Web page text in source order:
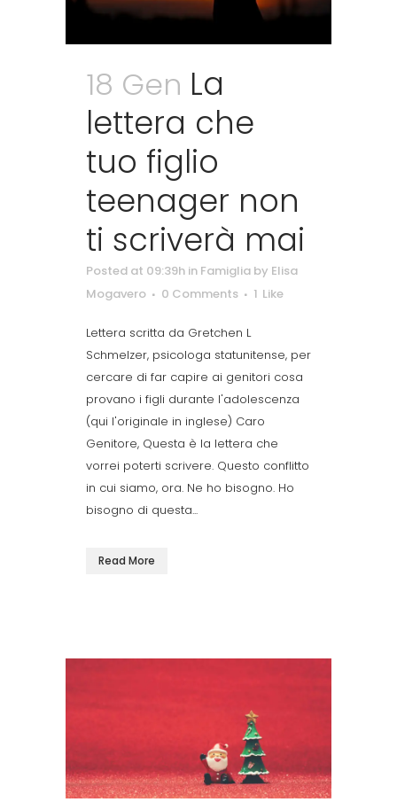
18 Gen La
lettera che
tuo figlio
teenager non
ti scriverà mai
Posted at 09:39h in Famiglia by Elisa
Mogavero
0 Comments 1 Like
Lettera scritta da Gretchen L
Schmelzer, psicologa statunitense, per
cercare di far capire ai genitori cosa
provano i figli durante l'adolescenza
(qui l'originale in inglese) Caro
Genitore, Questa è la lettera che
vorrei poterti scrivere. Questo conflitto
in cui siamo, ora. Ne ho bisogno. Ho
bisogno di questa...
Read More